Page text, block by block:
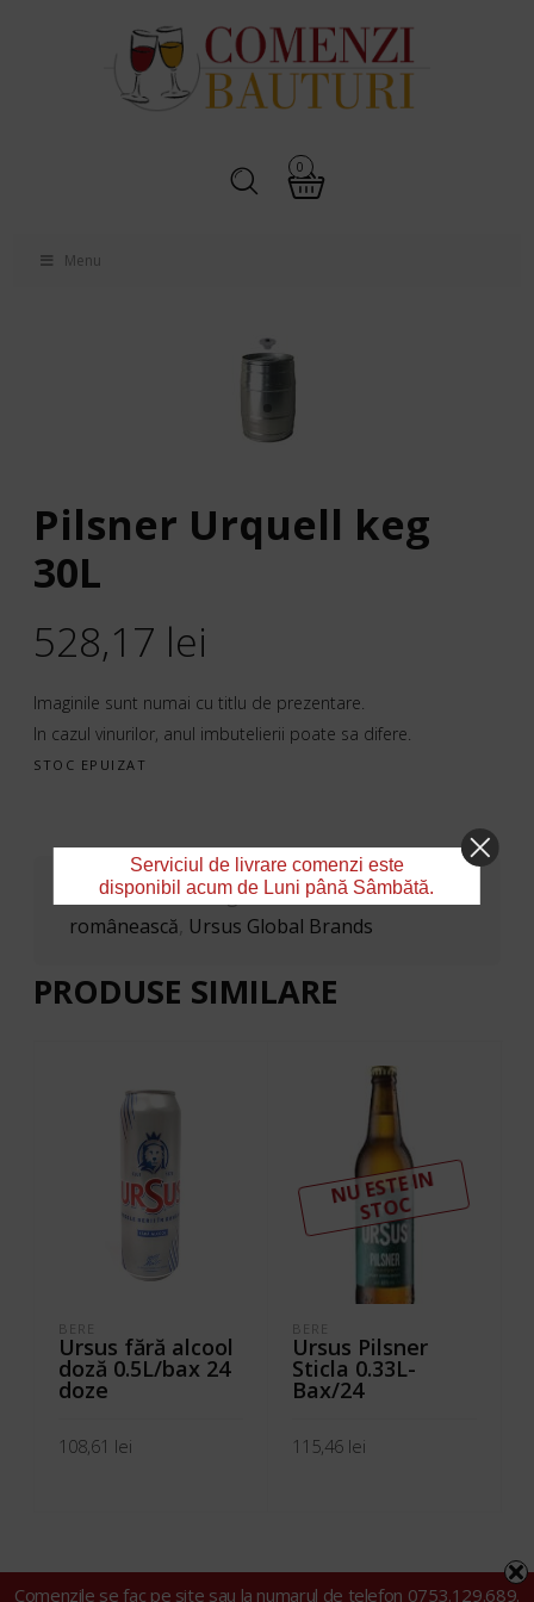
0
Menu
Pilsner Urquell keg
30L
528,17 lei
Imaginile sunt numai cu titlu de prezentare.
In cazul vinurilor, anul imbutelierii poate sa difere.
STOC EPUIZAT
SKU:3388 Categorii:Bere,Bere
românească Ursus Global Brands
PRODUSE SIMILARE
BERE
Ursus fără alcool
doză 0.5L/bax 24
doze
108,61 lei
N
U ESTE I
N
ST
OC
BERE
Ursus Pilsner
Sticla 0.33L-
Bax/24
115,46 lei
Comenzile se fac pe site sau la numarul de telefon 0753.129.689.
Serviciul de livrare comenzi este
disponibil acum de Luni până Sâmbătă.